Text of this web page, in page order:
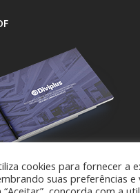
cookies para fornecer a
suas preferências e